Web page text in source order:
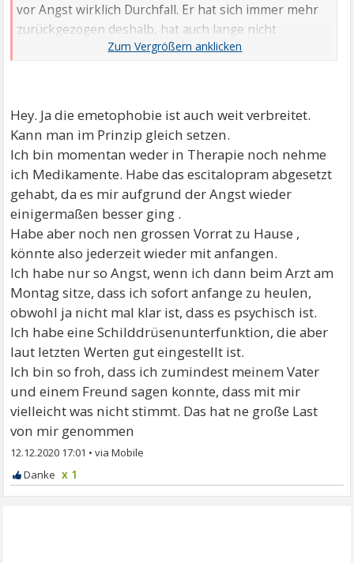
vor Angst wirklich Durchfall. Er hat sich immer mehr
zurückgezogen deshalb, hat auch lange nicht
gearbeitet und sein Studium abgebrochen.
Therapie bislang zumindest soweit geholfen, aus
diesem Rückzugsverhalten wieder etwas raus zu
kommen und den Alltag wieder mehr selbst zu
gestalten. Bist du denn in Therapie oder nimmst du
nur Medikamente?
Liebe Grüße Krizzly
Hey. Ja die emetophobie ist auch weit verbreitet.
Kann man im Prinzip gleich setzen.
Ich bin momentan weder in Therapie noch nehme
ich Medikamente. Habe das escitalopram abgesetzt
gehabt, da es mir aufgrund der Angst wieder
einigermaßen besser ging .
Habe aber noch nen grossen Vorrat zu Hause ,
könnte also jederzeit wieder mit anfangen.
Ich habe nur so Angst, wenn ich dann beim Arzt am
Montag sitze, dass ich sofort anfange zu heulen,
obwohl ja nicht mal klar ist, dass es psychisch ist.
Ich habe eine Schilddrüsenunterfunktion, die aber
laut letzten Werten gut eingestellt ist.
Ich bin so froh, dass ich zumindest meinem Vater
und einem Freund sagen konnte, dass mit mir
vielleicht was nicht stimmt. Das hat ne große Last
von mir genommen
12.12.2020 17:01 •
x 1